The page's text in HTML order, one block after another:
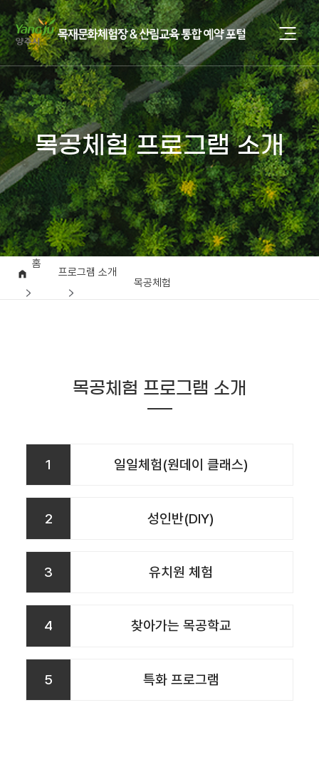
목공체험 프로그램 소개
홈
프로그램 소개
목공체험
목공체험 프로그램 소개
1 일일체험(원데이 클래스)
2 성인반(DIY)
3 유치원 체험
4 찾아가는 목공학교
5 특화 프로그램